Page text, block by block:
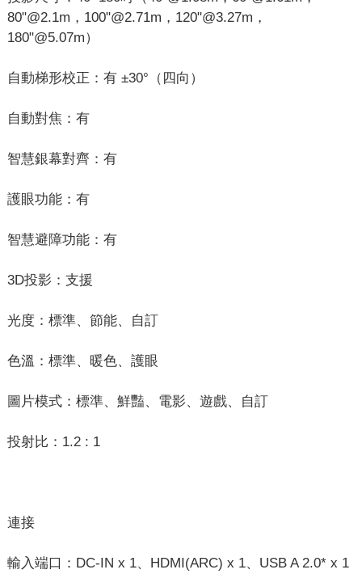
80"@2.1m，100"@2.71m，120"@3.27m，
180"@5.07m）
自動梯形校正：有 ±30°（四向）
自動對焦：有
智慧銀幕對齊：有
護眼功能：有
智慧避障功能：有
3D投影：支援
光度：標準、節能、自訂
色溫：標準、暖色、護眼
圖片模式：標準、鮮豔、電影、遊戲、自訂
投射比：1.2 : 1
連接
輸入端口：DC-IN x 1、HDMI(ARC) x 1、USB A 2.0* x 1